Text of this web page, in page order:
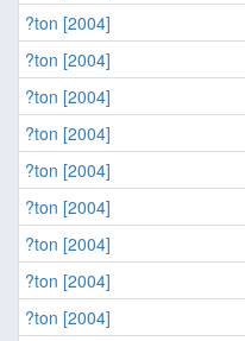
?ton [2004]
?ton [2004]
?ton [2004]
?ton [2004]
?ton [2004]
?ton [2004]
?ton [2004]
?ton [2004]
?ton [2004]